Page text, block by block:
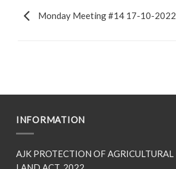
Monday Meeting #14 17-10-2022
INFORMATION
AJK PROTECTION OF AGRICULTURAL